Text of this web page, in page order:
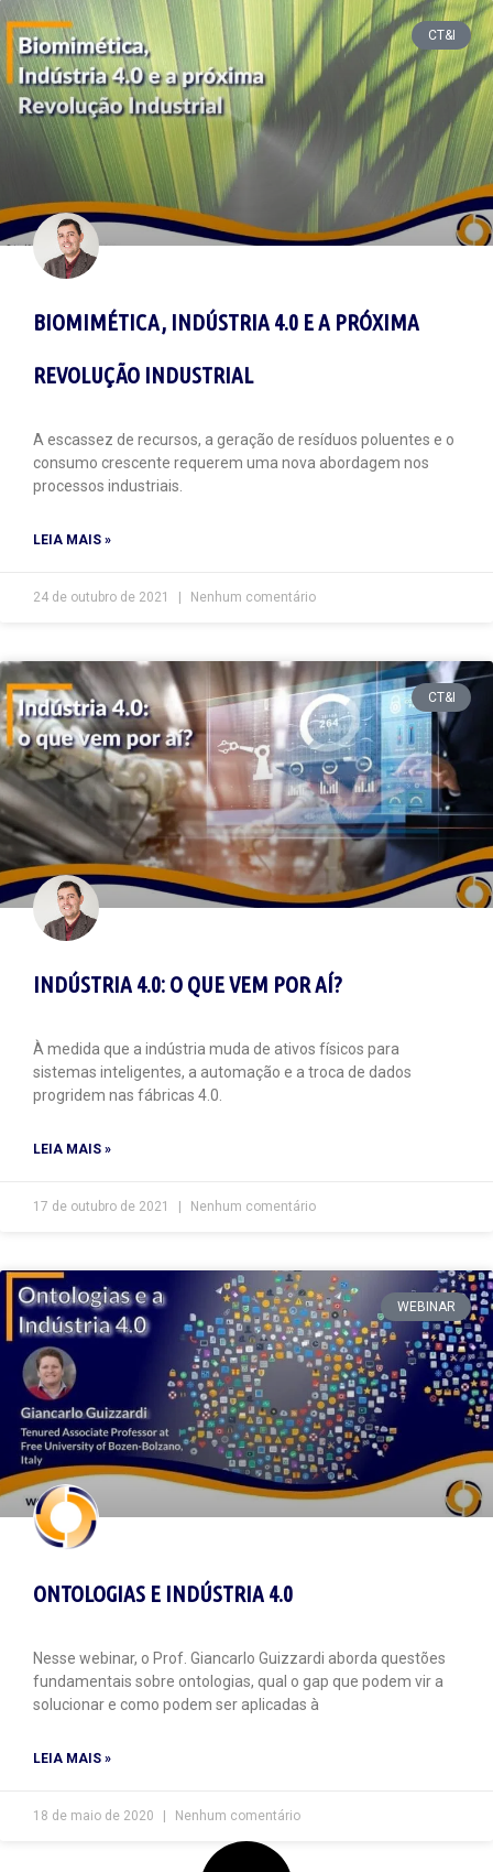
CT&I
BIOMIMÉTICA, INDÚSTRIA 4.0 E A PRÓXIMA
REVOLUÇÃO INDUSTRIAL
A escassez de recursos, a geração de resíduos poluentes e o
consumo crescente requerem uma nova abordagem nos
processos industriais.
LEIA MAIS »
24 de outubro de 2021 Nenhum comentário
CT&I
INDÚSTRIA 4.0: O QUE VEM POR AÍ?
À medida que a indústria muda de ativos físicos para
sistemas inteligentes, a automação e a troca de dados
progridem nas fábricas 4.0.
LEIA MAIS »
17 de outubro de 2021 Nenhum comentário
WEBINAR
ONTOLOGIAS E INDÚSTRIA 4.0
Nesse webinar, o Prof. Giancarlo Guizzardi aborda questões
fundamentais sobre ontologias, qual o gap que podem vir a
solucionar e como podem ser aplicadas à
LEIA MAIS »
18 de maio de 2020 Nenhum comentário